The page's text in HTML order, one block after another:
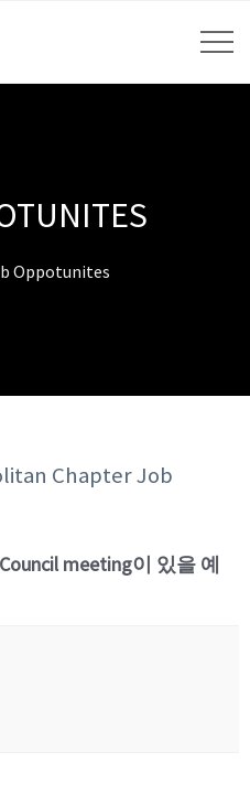
Oppotunites
Chapter Job
meeting이 있을 예